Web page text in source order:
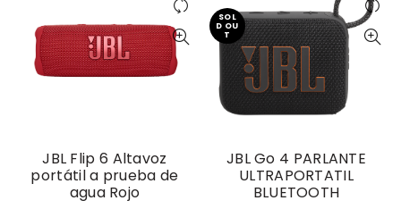
JBL Flip 6 Altavoz
portátil a prueba de
agua Rojo
SOL
D OU
T
JBL Go 4 PARLANTE
ULTRAPORTATIL
BLUETOOTH